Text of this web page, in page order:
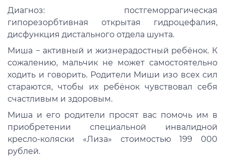
Диагноз: постгеморрагическая
гипорезорбтивная открытая гидроцефалия,
дисфункция дистального отдела шунта.
Миша − активный и жизнерадостный ребёнок. К
сожалению, мальчик не может самостоятельно
ходить и говорить. Родители Миши изо всех сил
стараются, чтобы их ребёнок чувствовал себя
счастливым и здоровым.
Миша и его родители просят вас помочь им в
приобретении специальной инвалидной
кресло-коляски «Лиза» стоимостью 199 000
рублей.